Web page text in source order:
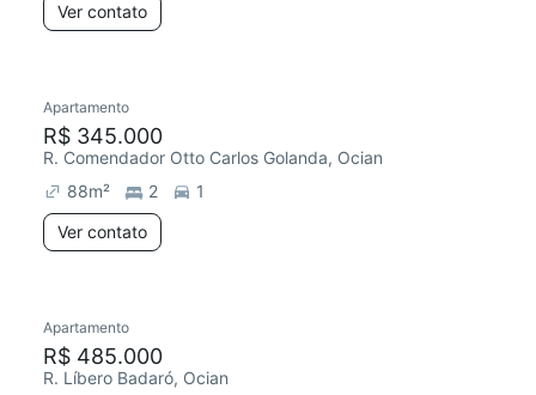
Ver contato
Apartamento
R$ 345.000
R. Comendador Otto Carlos Golanda, Ocian
88m² 2
1
Ver contato
Apartamento
R$ 485.000
R. Líbero Badaró, Ocian